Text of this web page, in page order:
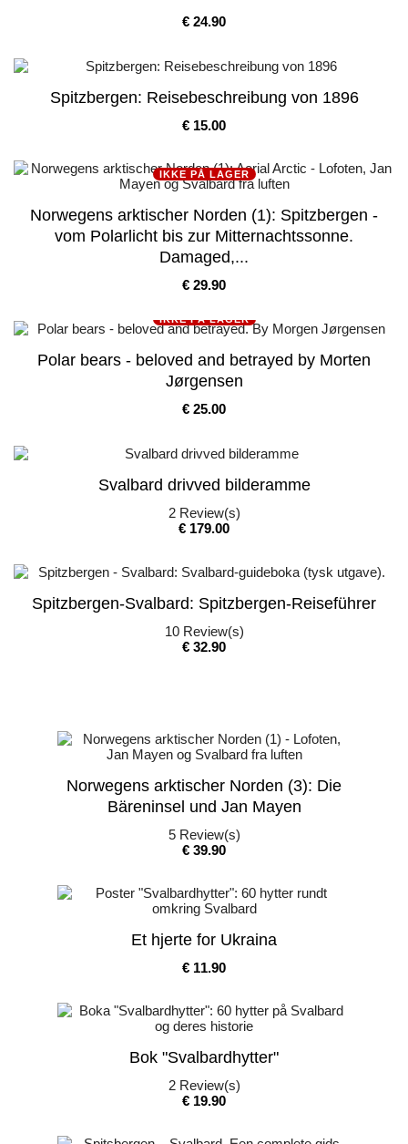
Pris
€ 24.90
Spitzbergen: Reisebeschreibung von 1896
Pris
€ 15.00
IKKE PÅ LAGER
Norwegens arktischer Norden (1): Spitzbergen -
vom Polarlicht bis zur Mitternachtssonne.
Damaged,...
Pris
€ 29.90
IKKE PÅ LAGER
Polar bears - beloved and betrayed by Morten
Jørgensen
Pris
€ 25.00
Svalbard drivved bilderamme
2Review(s)
Pris
€ 179.00
Spitzbergen-Svalbard: Spitzbergen-Reiseführer
10Review(s)
Pris
€ 32.90
Norwegens arktischer Norden (3): Die
Bäreninsel und Jan Mayen
5Review(s)
Pris
€ 39.90
Et hjerte for Ukraina
Pris
€ 11.90
Bok "Svalbardhytter"
2Review(s)
Pris
€ 19.90